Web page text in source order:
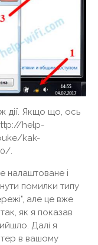
дії. Якщо що, ось
help-
kak-
.
налаштоване і
помилки типу
але це вже
як я показав
Далі я
в вашому